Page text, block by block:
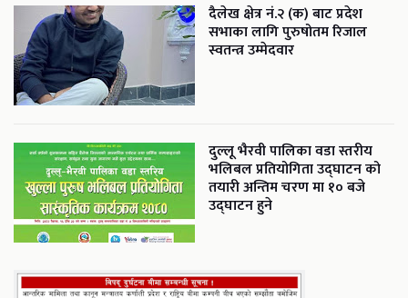
दैलेख क्षेत्र नं.२ (क) बाट प्रदेश
सभाका लागि पुरुषोतम रिजाल
स्वतन्त्र उम्मेदवार
दुल्लू भैरवी पालिका वडा स्तरीय
भलिबल प्रतियोगिता उद्घाटन को
तयारी अन्तिम चरण मा १० बजे
उद्घाटन हुने